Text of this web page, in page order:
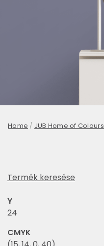
Home / JUB Home of Colours
Termék keresése
Y
24
CMYK